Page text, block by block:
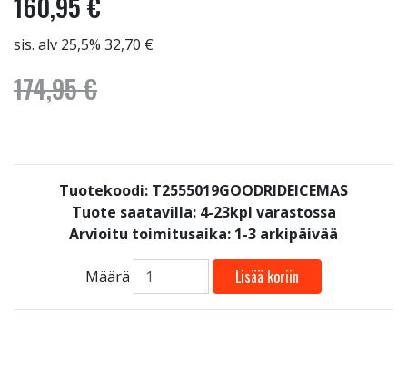
sis. alv 25,5% 32,70 €
174,95 €
Tuotekoodi: T2555019GOODRIDEICEMAS
Tuote saatavilla: 4-23kpl varastossa
Arvioitu toimitusaika: 1-3 arkipäivää
Määrä Lisää koriin